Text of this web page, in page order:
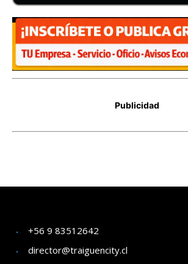
+56 9 83512642
director@traiguencity.cl